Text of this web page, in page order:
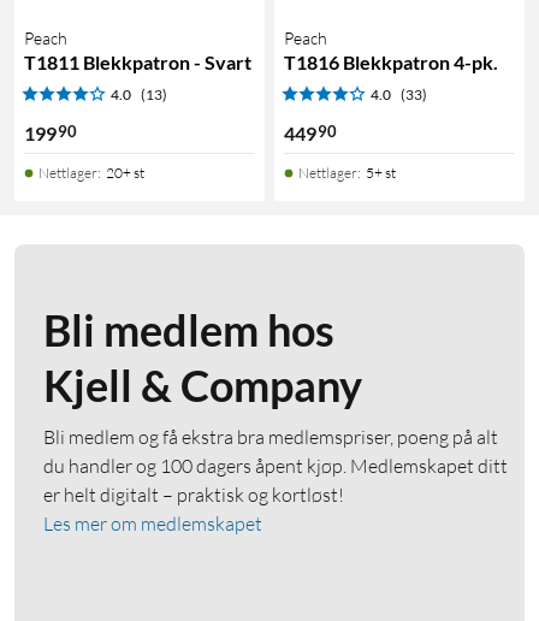
Peach
T1811 Blekkpatron - Svart
4.0 (13)
19990
Nettlager: 20+ st
Peach
T1816 Blekkpatron 4-pk.
4.0 (33)
44990
Nettlager: 5+ st
Bli medlem hos
Kjell & Company
Bli medlem og få ekstra bra medlemspriser, poeng på alt
du handler og 100 dagers åpent kjøp. Medlemskapet ditt
er helt digitalt – praktisk og kortløst!
Les mer om medlemskapet